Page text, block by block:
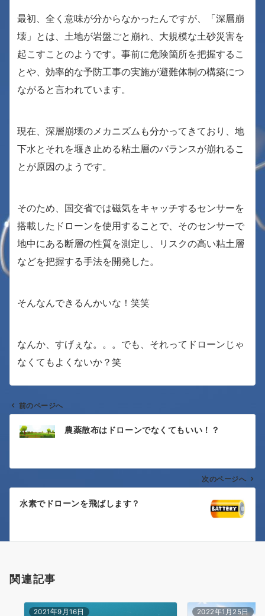
最初、全く意味が分からなかったんですが、「深層崩
壊」とは、土地が岩盤ごと崩れ、大規模な土砂災害を
起こすことのようです。事前に危険箇所を把握するこ
とや、効率的な予防工事の実施が避難体制の構築につ
ながると言われています。
現在、深層崩壊のメカニズムも分かってきており、地
下水とそれを堰き止める粘土層のバランスが崩れるこ
とが原因のようです。
そのため、国交省では磁気をキャッチするセンサーを
搭載したドローンを使用することで、そのセンサーで
地中にある断層の性質を測定し、リスクの高い粘土層
などを把握する手法を開発した。
そんなんできるんかいな！笑笑
なんか、すげぇな。。。でも、それってドローンじゃ
なくてもよくないか？笑
投
ナ
ビ
ゲ
シ
ン
前のページへ
農薬散布はドローンでなくてもいい！？
次のページへ
水素でドローンを飛ばします？
関連記事
2021年9月16日 2022年1月25日